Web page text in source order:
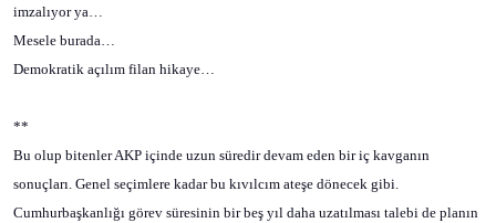
imzalıyor ya…
Mesele burada…
Demokratik açılım filan hikaye…
**
Bu olup bitenler AKP içinde uzun süredir devam eden bir iç kavganın
sonuçları. Genel seçimlere kadar bu kıvılcım ateşe dönecek gibi.
Cumhurbaşkanlığı görev süresinin bir beş yıl daha uzatılması talebi de planın